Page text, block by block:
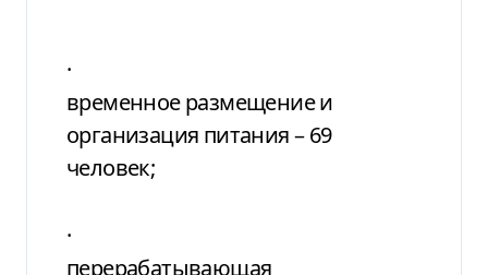
·
временное размещение и
организация питания – 69
человек;
·
перерабатывающая